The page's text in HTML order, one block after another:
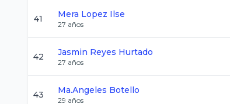
41 Mera Lopez Ilse
27 años
42 Jasmin Reyes Hurtado
27 años
43 Ma.Angeles Botello
29 años